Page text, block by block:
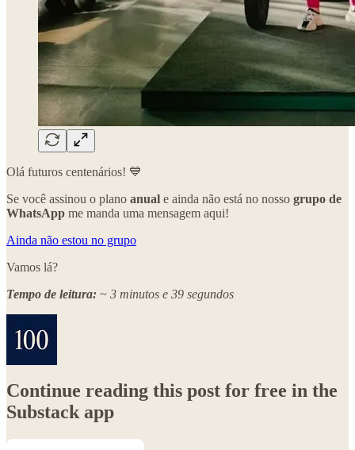
Olá futuros centenários! 💙
Se você assinou o plano anual e ainda não está no nosso grupo de
WhatsApp me manda uma mensagem aqui!
Ainda não estou no grupo
Vamos lá?
Tempo de leitura: ~ 3 minutos e 39 segundos
Continue reading this post for free in the
Substack app